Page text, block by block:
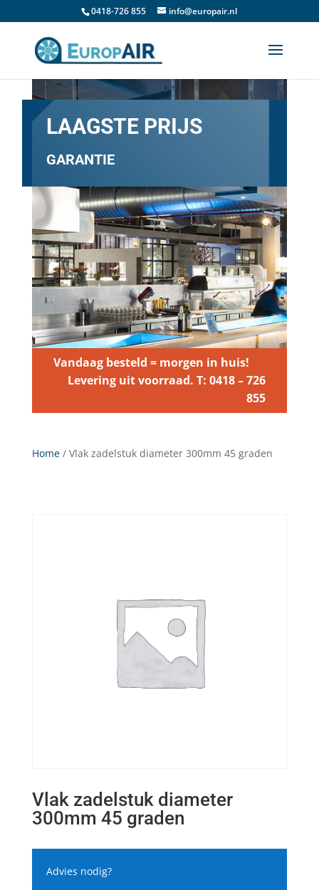
0418-726 855 info@europair.nl
LAAGSTE PRIJS
GARANTIE
Vandaag besteld = morgen in huis!
Levering uit voorraad. T: 0418 – 726
855
Home/ Vlak zadelstuk diameter 300mm 45 graden
Vlak zadelstuk diameter
300mm 45 graden
Advies nodig?